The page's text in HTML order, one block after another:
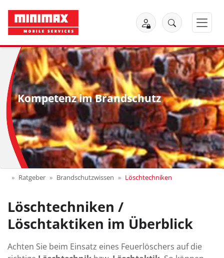
Kompetenz im Brandschutz
Ratgeber Brandschutzwissen Löschtechniken
Löschtechniken /
Löschtaktiken im Überblick
Achten Sie beim Einsatz eines Feuer­löschers auf die